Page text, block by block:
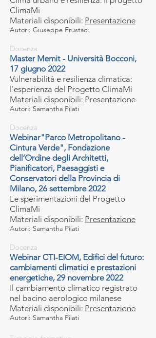
ClimaMi
Materiali disponibili: Presentazione
Autori: Giuseppe Frustaci
Docenza
Master Memit - Università Bocconi,
17 giugno 2022
Vulnerabilità e resilienza climatica:
l'esperienza del Progetto ClimaMi
Materiali disponibili: Presentazione
Autori: Samantha Pilati
Docenza
Webinar"Parco Metropolitano -
Cintura Verde", Fondazione
dell’Ordine degli Architetti,
Pianificatori, Paesaggisti e
Conservatori della Provincia di
Milano, 26 settembre 2022
Le sperimentazioni del Progetto
ClimaMi
Materiali disponibili: Presentazione
Autori: Samantha Pilati
Docenza
Webinar CTI-EIOM, Edifici del futuro:
cambiamenti climatici e prestazioni
energetiche, 29 novembre 2022
Il cambiamento climatico registrato
nel bacino aerologico milanese
Materiali disponibili: Presentazione
Autori: Samantha Pilati